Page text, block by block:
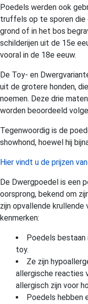
Poedels werden ook
truffels op te sporen die
grond of in het bos
schilderijen uit de 15e
vooral in de 18e eeuw.
De Toy- en
uit de grotere honden,
noemen. Deze drie
worden beoordeeld
Tegenwoordig is de
showhond, hoewel hij
Hier vindt u de prijzen
De Dwergpoedel is een
oorsprong, bekend om
zijn opvallende
kenmerken:
Poedels bestaan
toy.
Ze zijn
allergische reacties
allergisch zijn voor
Poedels hebben